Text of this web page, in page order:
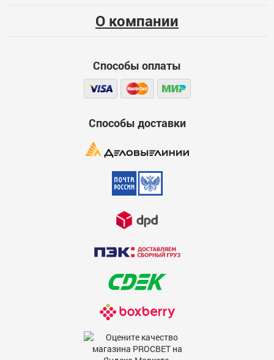
О компании
Способы оплаты
Способы доставки